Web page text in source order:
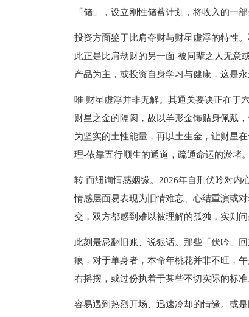
「储」，设立刚性储蓄计划，将收入的一
投资方面鉴于比肩夺财与财星虚浮的特性
此正是比肩劫财的另一面-被同辈之人无意
产品为主，或投资自身学习与健康，这是永
唯 财星虚浮并非无解。其通关要诀正在于
财星之金的隔阂，故以羊形金饰贴身佩戴
为坚实的土性能量，再以土生金，让财星
理-依靠五行顺生的通道，疏通命运的淤堵。
转 而细询情感姻缘。2026年自刑伏吟对内
情感层面易表现为旧情难忘、心结重演或
交，双方都感到难以被理解的孤独，实则
此刻最忌翻旧账、说狠话。那些「伏吟」
痕，对于单身者，本命年桃花并非不旺，
右摇摆，或过份执着于某些不切实际的标准
容易遇到热烈开场、迅速冷却的情缘。或